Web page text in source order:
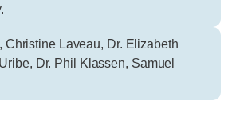
Christine Laveau, Dr. Elizabeth
Dr. Phil Klassen, Samuel